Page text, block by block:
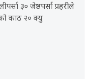
३० जेष्ठपर्सा प्रहरीले
काठ २० क्यु